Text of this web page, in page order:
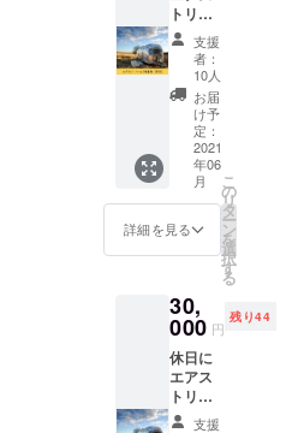
営事業部入
社 店舗立ち
上げや運営
2016年...株
式会社あど
ばる 店舗運
営事業部退
社
2016年...株
CALME 西麻
布 BAR
SEVEN
THREE 入社
店長として
合せさ
せてい
ただき
ます。
※支援
時、必
ず備考
欄にご
希望の
お名前
をご記
入くだ
通費は
別途必
要で
す。 ※
日程は
メール
にて打
合せさ
せてい
ただき
ます。
※支援
希望の
お名前
をご記
入くだ
さい。
トリー
ムリ
ゾート
を1日体
験でき
る権利
です。
※現地ま
での交
通費は
別途必
要で
す。 ※
日程は
にて打
合せさ
せてい
ただき
ます。
支援
者：
10人
お届
け予
定：
2021
年06
月
詳細を見る
こ
の
リ
タ
ー
ン
を
選
択
す
る
30,
000 円
残り44
休日に
エアス
トリー
ムリ支援